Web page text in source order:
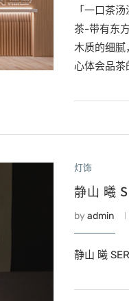
「一口茶
茶-带有东
木质的细腻
心体会品茶
灯饰
静山 曦
by admin
静山 曦